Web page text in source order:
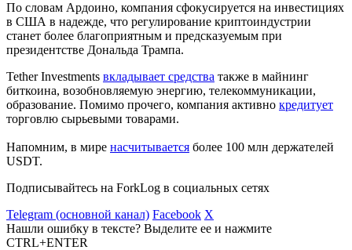
По словам Ардоино, компания сфокусируется на инвестициях
в США в надежде, что регулирование криптоиндустрии
станет более благоприятным и предсказуемым при
президентстве Дональда Трампа.
Tether Investments вкладывает средства также в майнинг
биткоина, возобновляемую энергию, телекоммуникации,
образование. Помимо прочего, компания активно кредитует
торговлю сырьевыми товарами.
Напомним, в мире насчитывается более 100 млн держателей
USDT.
Подписывайтесь на ForkLog в социальных сетях
Telegram (основной канал) Facebook X
Нашли ошибку в тексте? Выделите ее и нажмите
CTRL+ENTER